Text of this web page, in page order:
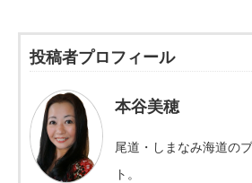
投稿者プロフィール
本谷美穂
尾道・しまなみ海道の
ト。